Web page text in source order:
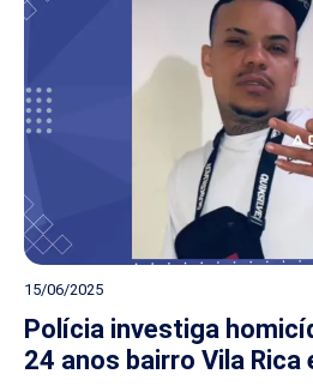
15/06/2025
Polícia investiga
24 anos bairro Vila Rica